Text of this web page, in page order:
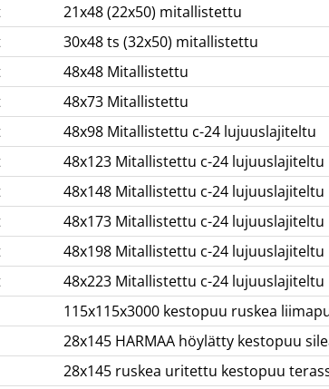
21x48 (22x50) mitallistettu
30x48 ts (32x50) mitallistettu
48x48 Mitallistettu
48x73 Mitallistettu
48x98 Mitallistettu c-24 lujuuslajiteltu
48x123 Mitallistettu c-24 lujuuslajiteltu
48x148 Mitallistettu c-24 lujuuslajiteltu
48x173 Mitallistettu c-24 lujuuslajiteltu
48x198 Mitallistettu c-24 lujuuslajiteltu
48x223 Mitallistettu c-24 lujuuslajiteltu
115x115x3000 kestopuu ruskea
28x145 HARMAA höylätty kestopuu
28x145 ruskea uritettu kestopuu